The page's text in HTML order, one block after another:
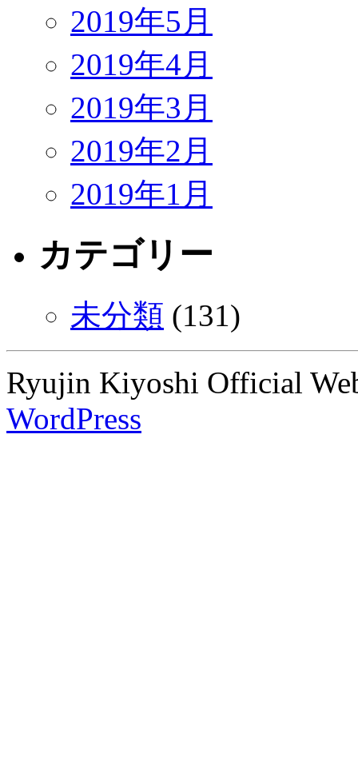
2019年5月
2019年4月
2019年3月
2019年2月
2019年1月
カテゴリー
未分類 (131)
Ryujin Kiyoshi Official
WordPress